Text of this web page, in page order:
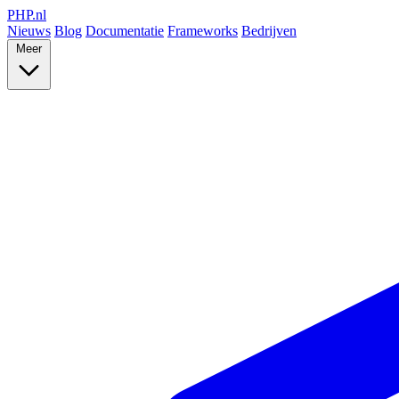
PHP.nl
Nieuws Blog Documentatie Frameworks Bedrijven
Meer